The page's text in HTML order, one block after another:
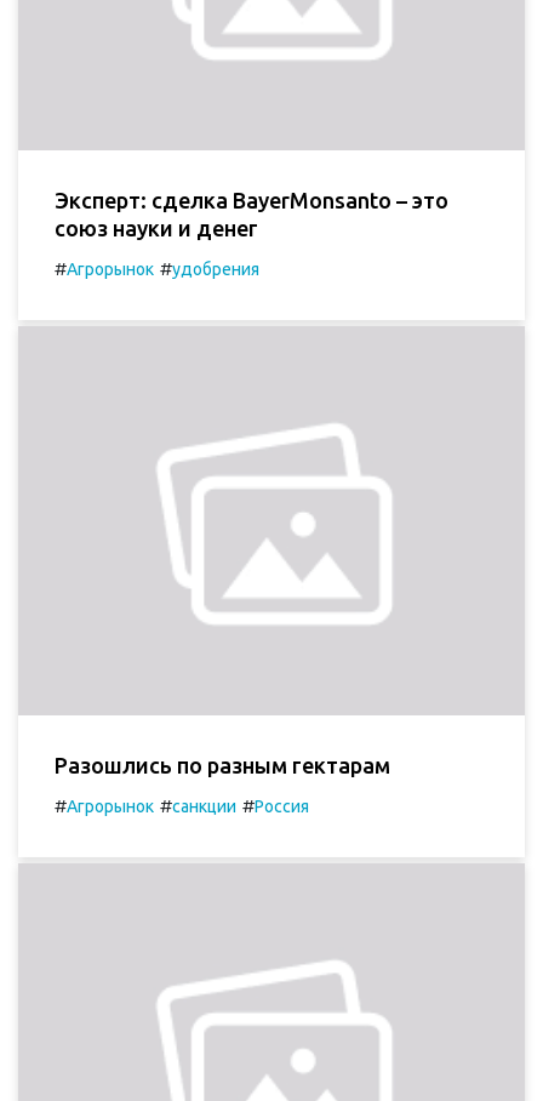
Эксперт: сделка BayerMonsanto – это
союз науки и денег
#Агрорынок #удобрения
Разошлись по разным гектарам
#Агрорынок #санкции #Россия